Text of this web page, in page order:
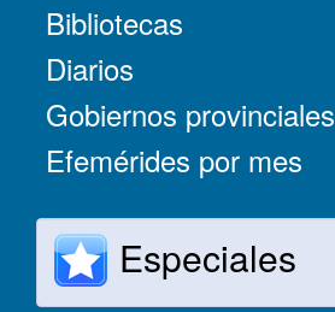
Bibliotecas
Diarios
Gobiernos provinciales
Efemérides por mes
Especiales